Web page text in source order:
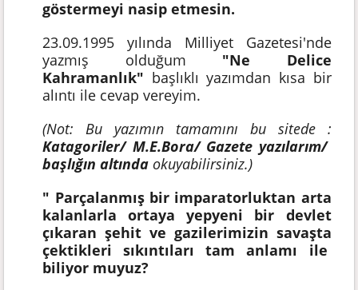
göstermeyi nasip etmesin.
23.09.1995 yılında Milliyet Gazetesi'nde
yazmış olduğum "Ne Delice
Kahramanlık" başlıklı yazımdan kısa bir
alıntı ile cevap vereyim.
(Not: Bu yazımın tamamını bu sitede :
Katagoriler/ M.E.Bora/ Gazete yazılarım/
başlığın altında okuyabilirsiniz.)
" Parçalanmış bir imparatorluktan arta
kalanlarla ortaya yepyeni bir devlet
çıkaran şehit ve gazilerimizin savaşta
çektikleri sıkıntıları tam anlamı ile
biliyor muyuz?